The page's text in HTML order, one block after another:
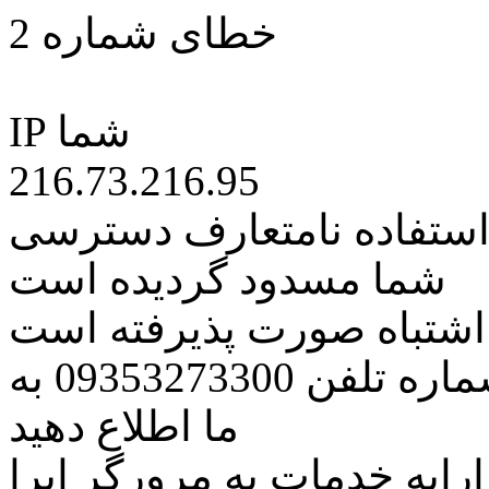
خطای شماره 2
IP شما
216.73.216.95
نامتعارف دسترسی
شما مسدود گردیده است
اشتباه صورت پذیرفته است
مراتب این مسئله را از طریق شماره تلفن 09353273300 به
ما اطلاع دهید
خدمات به مرورگر اپرا